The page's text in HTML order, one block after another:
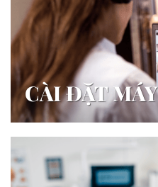
CÀI ĐẶT